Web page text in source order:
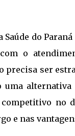
Saúde do
o
ser
uma
no
e nas